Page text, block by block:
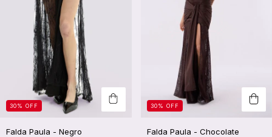
30% OFF
Falda Paula - Negro
30% OFF
Falda Paula - Chocolate